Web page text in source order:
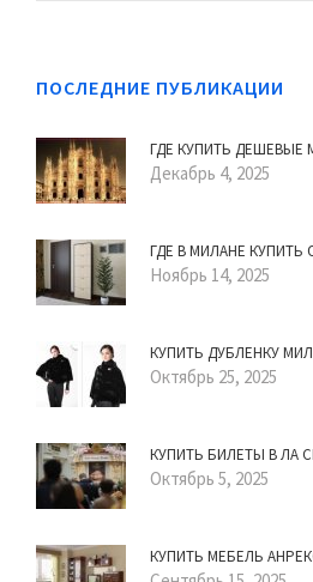
ПОСЛЕДНИЕ ПУБЛИКАЦИИ
ГДЕ КУПИТЬ ДЕШЕВЫЕ
Декабрь 4, 2025
ГДЕ В МИЛАНЕ
Ноябрь 14, 2025
КУПИТЬ ДУБЛЕНКУ
Октябрь 25, 2025
КУПИТЬ БИЛЕТЫ В ЛА
Октябрь 5, 2025
КУПИТЬ МЕБЕЛЬ